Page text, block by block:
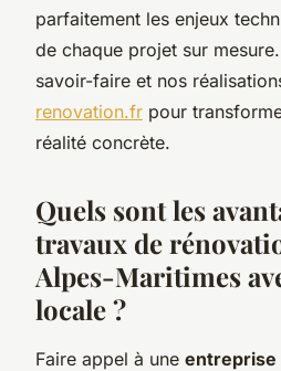
parfaitement les enjeux
de chaque projet sur
savoir-faire et nos
renovation.fr pour
réalité concrète.
Quels sont les
travaux de
Alpes-Maritimes
locale ?
Faire appel à une entreprise